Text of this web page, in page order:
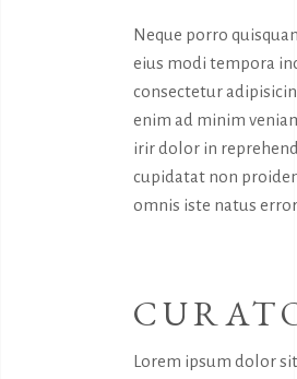
Neque porro
eius modi tempora
consectetur
enim ad minim
irir dolor in
cupidatat non
omnis iste natus
Lorem ipsum dolor